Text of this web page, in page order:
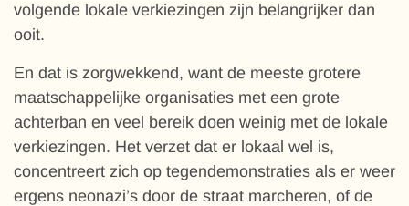
volgende lokale verkiezingen zijn belangrijker dan
ooit.
En dat is zorgwekkend, want de meeste grotere
maatschappelijke organisaties met een grote
achterban en veel bereik doen weinig met de lokale
verkiezingen. Het verzet dat er lokaal wel is,
concentreert zich op tegendemonstraties als er weer
ergens neonazi’s door de straat marcheren, of de